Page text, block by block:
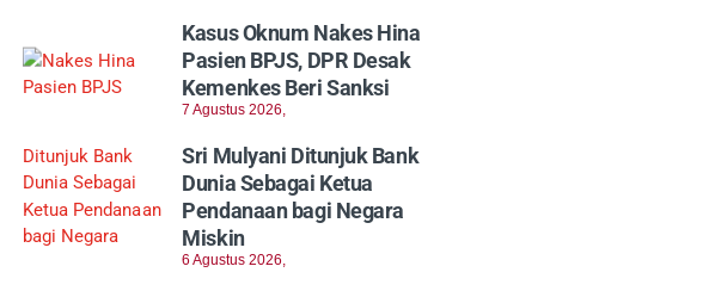
Kasus Oknum Nakes Hina
Pasien BPJS, DPR Desak
Kemenkes Beri Sanksi
7 Agustus 2026,
Sri Mulyani Ditunjuk Bank
Dunia Sebagai Ketua
Pendanaan bagi Negara
Miskin
6 Agustus 2026,